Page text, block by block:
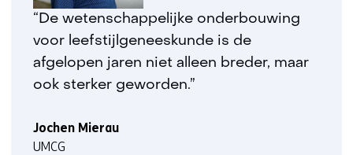
e
b
s
i
t
)
“De wetenschappelijke onderbouwing
voor leefstijlgeneeskunde is de
afgelopen jaren niet alleen breder, maar
ook sterker geworden.”
Jochen Mierau
UMCG